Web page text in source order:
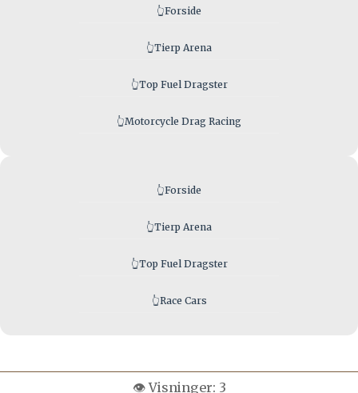
👆Forside
👆Tierp Arena
👆Top Fuel Dragster
👆Motorcycle Drag Racing
👆Forside
👆Tierp Arena
👆Top Fuel Dragster
👆Race Cars
👁️ Visninger: 3